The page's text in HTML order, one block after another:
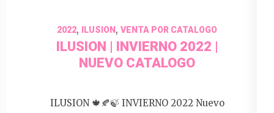
2022, ILUSION , VENTA POR CATALOGO
ILUSION | INVIERNO 2022 |
NUEVO CATALOGO
ILUSION 🍁🍂🍃 INVIERNO 2022 Nuevo